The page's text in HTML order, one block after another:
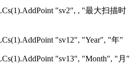
"sv2", , "最大扫描时
"sv12", "Year", "年"
"sv13", "Month", "月"